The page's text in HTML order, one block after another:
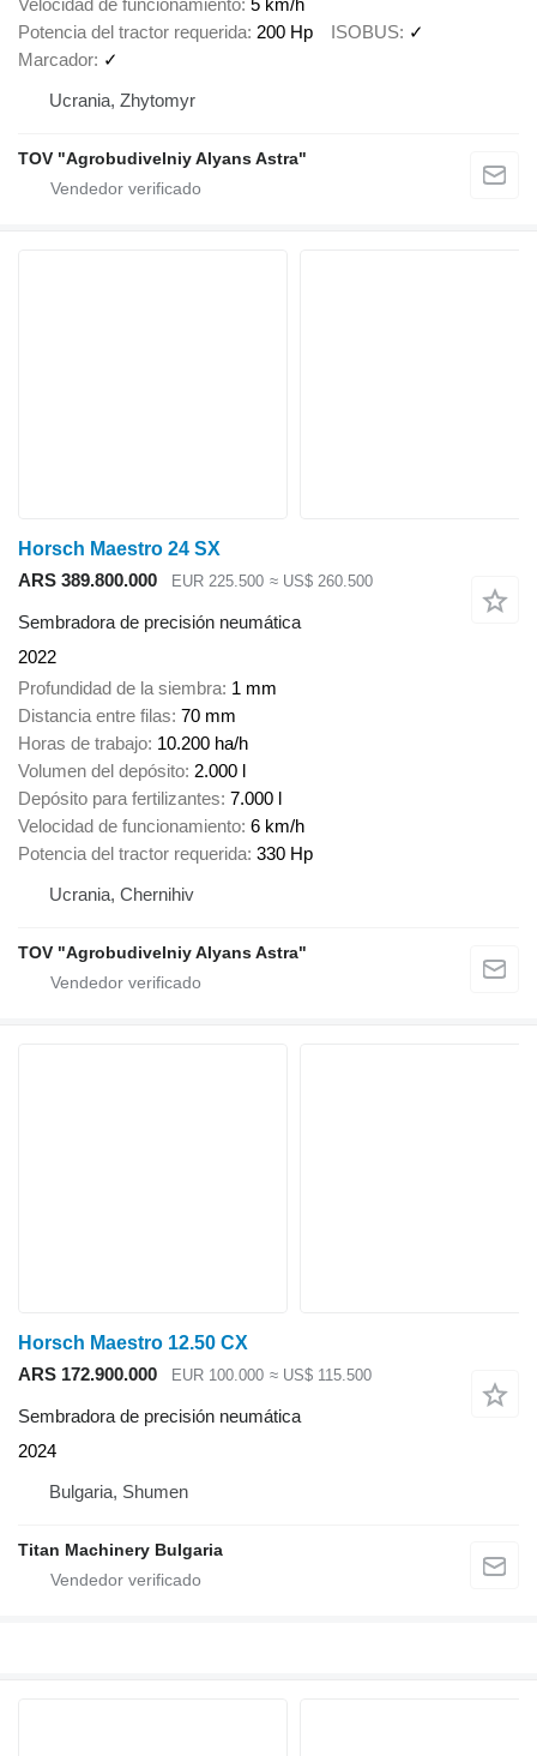
Velocidad de funcionamiento 5 km/h
Potencia del tractor requerida 200 Hp ISOBUS ✓
Marcador ✓
Ucrania, Zhytomyr
TOV "Agrobudivelniy Alyans Astra"
Horsch Maestro 24 SX
ARS 389.800.000
EUR 225.500 ≈ US$ 260.500
Sembradora de precisión neumática
2022
Profundidad de la siembra 1 mm
Distancia entre filas 70 mm
Horas de trabajo 10.200 ha/h
Volumen del depósito 2.000 l
Depósito para fertilizantes 7.000 l
Velocidad de funcionamiento 6 km/h
Potencia del tractor requerida 330 Hp
Ucrania, Chernihiv
TOV "Agrobudivelniy Alyans Astra"
Horsch Maestro 12.50 CX
ARS 172.900.000
EUR 100.000 ≈ US$ 115.500
Sembradora de precisión neumática
2024
Bulgaria, Shumen
Titan Machinery Bulgaria